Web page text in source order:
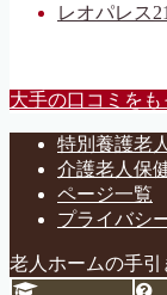
レオパレス
大手の口コミをも
特別養護老
介護老人保
ページ一覧
プライバシ
老人ホームの手引